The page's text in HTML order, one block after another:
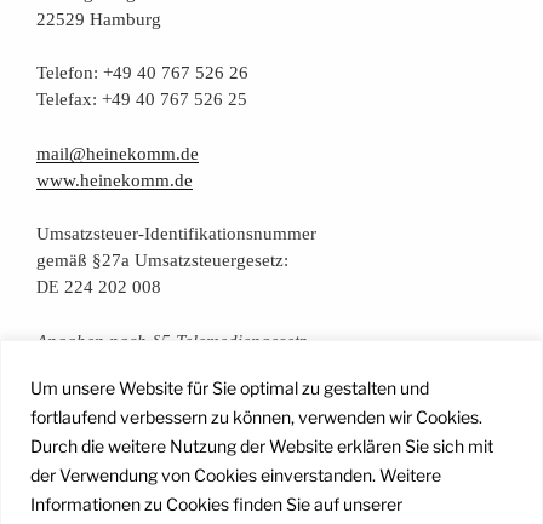
Um unsere Website für Sie optimal zu gestalten und
fortlaufend verbessern zu können, verwenden wir Cookies.
Durch die weitere Nutzung der Website erklären Sie sich mit
der Verwendung von Cookies einverstanden. Weitere
Informationen zu Cookies finden Sie auf unserer
22529 Hamburg
Tele­fon: +49 40 767 526 26
Tele­fax: +49 40 767 526 25
mail@heinekomm.de
www.heinekomm.de
Umsatz­steu­er-Iden­ti­fi­ka­ti­ons­num­mer
gemäß §27a Umsatzsteuergesetz:
DE 224 202 008
Anga­ben nach §5 Telemediengesetz
Daten­schutz­er­klä­rung
FacebookInstagramYouTubeMail